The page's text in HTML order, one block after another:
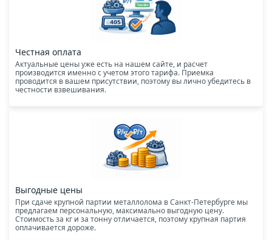
Честная оплата
Актуальные цены уже есть на нашем сайте, и расчет
производится именно с учетом этого тарифа. Приемка
проводится в вашем присутствии, поэтому вы лично убедитесь в
честности взвешивания.
Выгодные цены
При сдаче крупной партии металлолома в Санкт-Петербурге мы
предлагаем персональную, максимально выгодную цену.
Стоимость за кг и за тонну отличается, поэтому крупная партия
оплачивается дороже.